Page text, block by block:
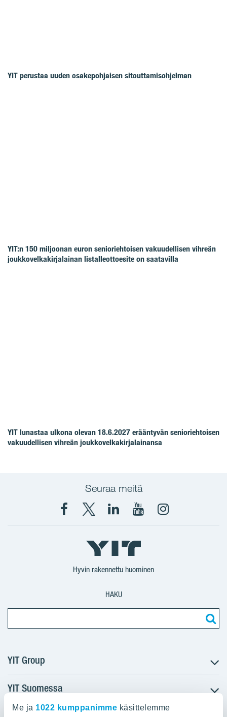
Me ja 1022 kumppanimme käsittelemme
YIT perustaa uuden osakepohjaisen sitouttamisohjelman
YIT:n 150 miljoonan euron senioriehtoisen vakuudellisen vihreän
joukkovelkakirjalainan listalleottoesite on saatavilla
YIT lunastaa ulkona olevan 18.6.2027 erääntyvän senioriehtoisen
vakuudellisen vihreän joukkovelkakirjalainansa
Seuraa meitä
Facebook
X
YIT
Suomi
YIT
Corporation
YIT
Corporation
Instagram
Hyvin rakennettu huominen
HAKU
YIT Group
Tietoa YIT:stä
Töihin meille
YIT Suomessa